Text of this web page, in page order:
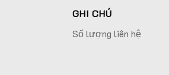
GHI CHÚ
Số lượng liên hệ